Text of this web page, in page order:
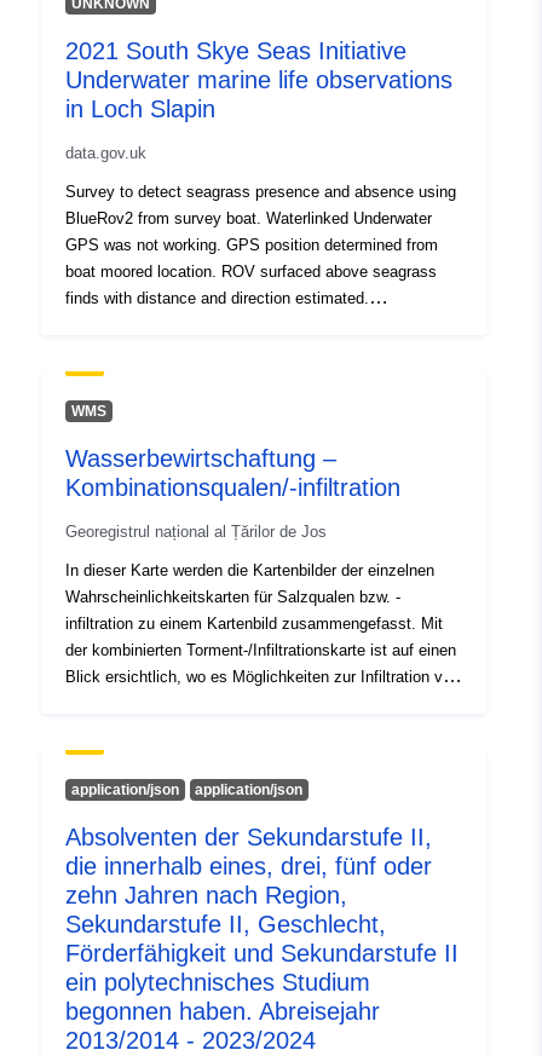
29 July 2026
Romslig:
]
Type: Polygon
Identifikatorer:
Tilgangsrettighet
UNKNOWN
2021 South Skye Seas Initiative
Underwater marine life observations
in Loch Slapin
data.gov.uk
Survey to detect seagrass presence and absence using
BlueRov2 from survey boat. Waterlinked Underwater
GPS was not working. GPS position determined from
boat moored location. ROV surfaced above seagrass
finds with distance and direction estimated.
WMS
Wasserbewirtschaftung –
Kombinationsqualen/-infiltration
Georegistrul național al Țărilor de Jos
In dieser Karte werden die Kartenbilder der einzelnen
Wahrscheinlichkeitskarten für Salzqualen bzw. -
infiltration zu einem Kartenbild zusammengefasst. Mit
der kombinierten Torment-/Infiltrationskarte ist auf einen
Blick ersichtlich, wo es Möglichkeiten zur Infiltration von
application/json application/json
Absolventen der Sekundarstufe II,
die innerhalb eines, drei, fünf oder
zehn Jahren nach Region,
Sekundarstufe II, Geschlecht,
Förderfähigkeit und Sekundarstufe II
ein polytechnisches Studium
begonnen haben. Abreisejahr
2013/2014 - 2023/2024